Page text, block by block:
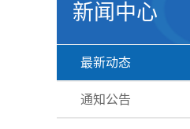
新闻中心
最新动态
通知公告